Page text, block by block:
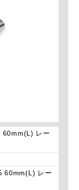
60mm(L) レー
60mm(L) レー